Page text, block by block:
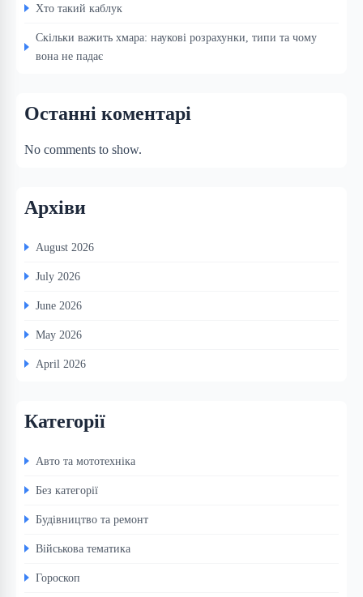
Хто такий каблук
Скільки важить хмара: наукові розрахунки, типи та чому
вона не падає
Останні коментарі
No comments to show.
Архіви
August 2026
July 2026
June 2026
May 2026
April 2026
Категорії
Авто та мототехніка
Без категорії
Будівництво та ремонт
Військова тематика
Гороскоп